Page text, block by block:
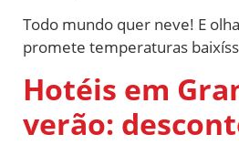
Todo mundo quer neve! E
promete temperaturas
Hotéis em
verão: